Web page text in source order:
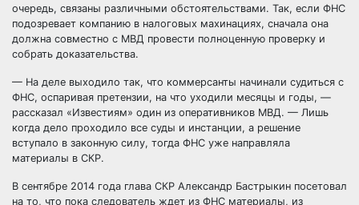
очередь, связаны различными обстоятельствами. Так, если ФНС
подозревает компанию в налоговых махинациях, сначала она
должна совместно с МВД провести полноценную проверку и
собрать доказательства.
— На деле выходило так, что коммерсанты начинали судиться с
ФНС, оспаривая претензии, на что уходили месяцы и годы, —
рассказал «Известиям» один из оперативников МВД. — Лишь
когда дело проходило все суды и инстанции, а решение
вступало в законную силу, тогда ФНС уже направляла
материалы в СКР.
В сентябре 2014 года глава СКР Александр Бастрыкин посетовал
на то, что пока следователь ждет из ФНС материалы, из